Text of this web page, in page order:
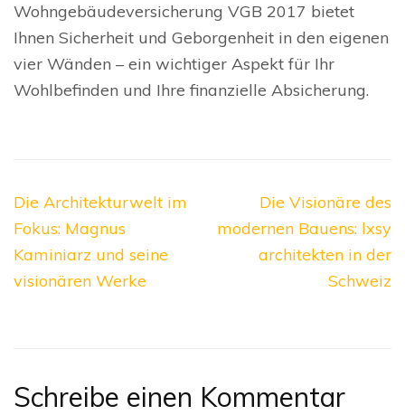
Wohngebäudeversicherung VGB 2017 bietet
Ihnen Sicherheit und Geborgenheit in den eigenen
vier Wänden – ein wichtiger Aspekt für Ihr
Wohlbefinden und Ihre finanzielle Absicherung.
Beitragsnavigation
Die Architekturwelt im
Fokus: Magnus
Kaminiarz und seine
visionären Werke
Die Visionäre des
modernen Bauens: lxsy
architekten in der
Schweiz
Schreibe einen Kommentar